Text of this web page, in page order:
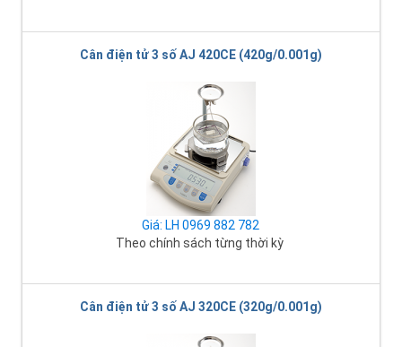
Cân điện tử 3 số AJ 420CE (420g/0.001g)
Giá: LH 0969 882 782
Theo chính sách từng thời kỳ
Cân điện tử 3 số AJ 320CE (320g/0.001g)